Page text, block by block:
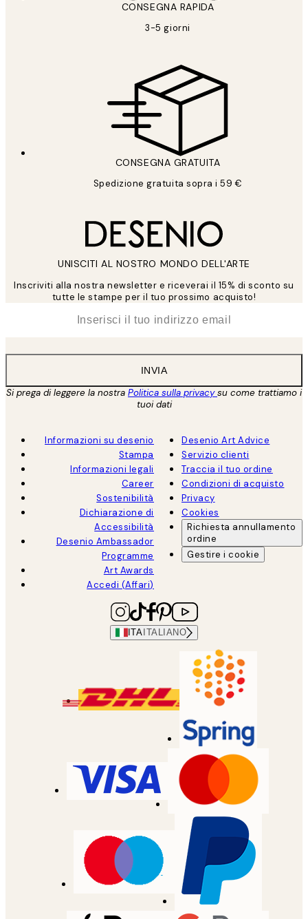
CONSEGNA RAPIDA
3-5 giorni
CONSEGNA GRATUITA
Spedizione gratuita sopra i 59 €
UNISCITI AL NOSTRO MONDO DELL'ARTE
Inscriviti alla nostra newsletter e riceverai il 15% di sconto su
tutte le stampe per il tuo prossimo acquisto!
INVIA
Si prega di leggere la nostra Politica sulla privacysu come trattiamo i
tuoi dati
Informazioni su desenio
Stampa
Informazioni legali
Career
Sostenibilità
Dichiarazione di
Accessibilità
Desenio Ambassador
Programme
Art Awards
Accedi (Affari)
Desenio Art Advice
Servizio clienti
Traccia il tuo ordine
Condizioni di acquisto
Privacy
Cookies
Richiesta annullamento
ordine
Gestire i cookie
ITA ITALIANO